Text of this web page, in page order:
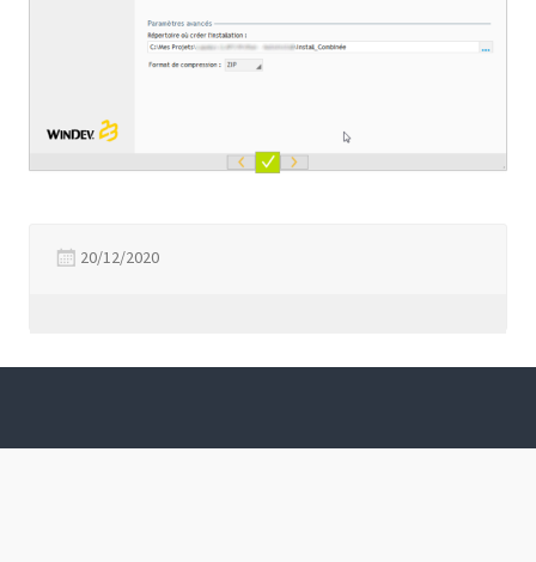
20/12/2020